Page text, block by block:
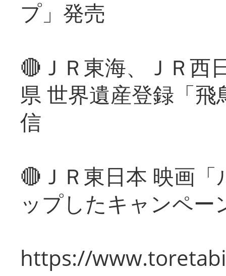
プ」発売
🔴ＪＲ東海、ＪＲ西
県 世界遺産登録「
信
🔴ＪＲ東日本 映画
ップしたキャンペー
https://